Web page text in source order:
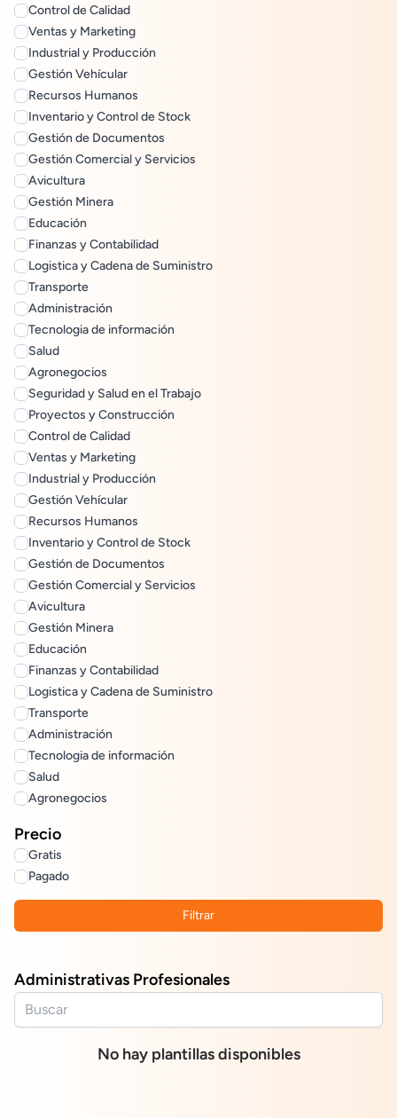
Control de Calidad
Ventas y Marketing
Industrial y Producción
Gestión Vehícular
Recursos Humanos
Inventario y Control de Stock
Gestión de Documentos
Gestión Comercial y Servicios
Avicultura
Gestión Minera
Educación
Finanzas y Contabilidad
Logistica y Cadena de Suministro
Transporte
Administración
Tecnologia de información
Salud
Agronegocios
Seguridad y Salud en el Trabajo
Proyectos y Construcción
Control de Calidad
Ventas y Marketing
Industrial y Producción
Gestión Vehícular
Recursos Humanos
Inventario y Control de Stock
Gestión de Documentos
Gestión Comercial y Servicios
Avicultura
Gestión Minera
Educación
Finanzas y Contabilidad
Logistica y Cadena de Suministro
Transporte
Administración
Tecnologia de información
Salud
Agronegocios
Precio
Gratis
Pagado
Filtrar
Administrativas Profesionales
No hay plantillas disponibles